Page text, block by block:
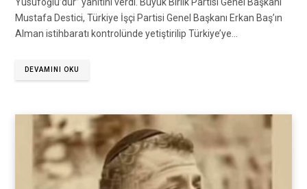
Mustafa Destici, Türkiye İşçi Partisi Genel Başkanı Erkan Baş’ın
Alman istihbaratı kontrolünde yetiştirilip Türkiye’ye…
DEVAMINI OKU